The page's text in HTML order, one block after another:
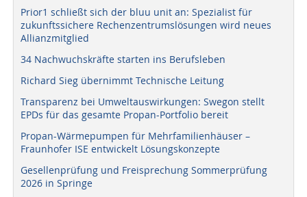
Prior1 schließt sich der bluu unit an: Spezialist für
zukunftssichere Rechenzentrumslösungen wird neues
Allianzmitglied
34 Nachwuchskräfte starten ins Berufsleben
Richard Sieg übernimmt Technische Leitung
Transparenz bei Umweltauswirkungen: Swegon stellt
EPDs für das gesamte Propan-Portfolio bereit
Propan-Wärmepumpen für Mehrfamilienhäuser –
Fraunhofer ISE entwickelt Lösungskonzepte
Gesellenprüfung und Freisprechung Sommerprüfung
2026 in Springe